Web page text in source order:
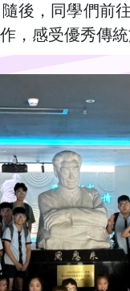
後，同學們前
，感受優秀傳